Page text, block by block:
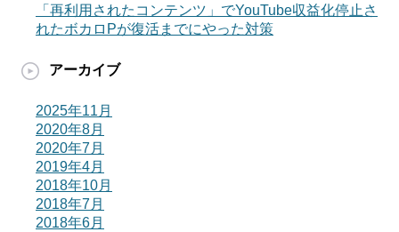
「再利用されたコンテンツ」でYouTube収益化停止さ
れたボカロPが復活までにやった対策
アーカイブ
2025年11月
2020年8月
2020年7月
2019年4月
2018年10月
2018年7月
2018年6月